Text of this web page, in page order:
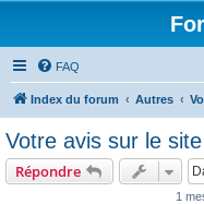
FAQ
Index du forum Autres
Votre avis sur le
Répondre
1